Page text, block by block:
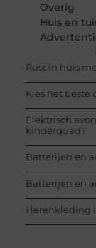
Overig
Huis en
Rust in huis
Kies het beste
Elektrisch
kinderquad?
Batterijen en
Batterijen en
Herenkleding